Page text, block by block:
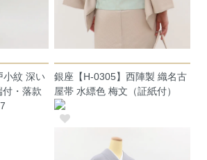
小紋 深い
・落款
銀座【H-0305】西陣製 織名古
屋帯 水縹色 梅文（証紙付）